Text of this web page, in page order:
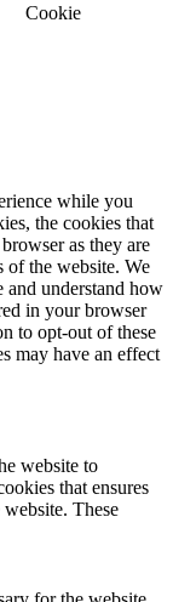
Cookie
while you
the cookies that
as they are
of the website. We
and understand how
in your browser
to opt-out of these
may have an effect
website to
that ensures
These